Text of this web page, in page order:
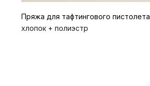
Пряжа для тафтингового пистолета
хлопок + полиэстр